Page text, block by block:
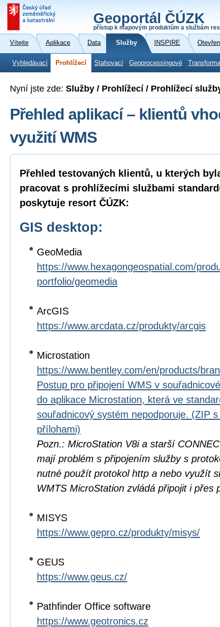
Geoportál ČÚZK
přístup k mapovým produktům a službám
Vítejte Aplikace Data Služby INSPIRE
Vyhledávací Prohlížecí Stahovací Geoprocessingové
Nyní jste zde: Služby / Prohlížecí / Prohlížecí
Přehled aplikací – klientů
využití WMS
Přehled testovaných klientů, u kterých
pracovat s prohlížecími službami
poskytuje resort ČÚZK:
GIS desktop:
GeoMedia
https://www.hexagongeospatial.com/
portfolio/geomedia
ArcGIS
https://www.arcdata.cz/produkty/arcgis
Microstation
https://www.bentley.com/en/products/
Postup pro připojení WMS v
do aplikace Microstation, která ve
souřadnicový systém nepodporuje. (ZIP
přílohami)
Pozn.: MicroStation V8i a starší
mají problém s připojením služby s
nutné použít protokol http a nebo využít
WMTS MicroStation zvládá připojit i přes
MISYS
https://www.gepro.cz/produkty/misys/
GEUS
https://www.geus.cz/
Pathfinder Office software
https://www.geotronics.cz